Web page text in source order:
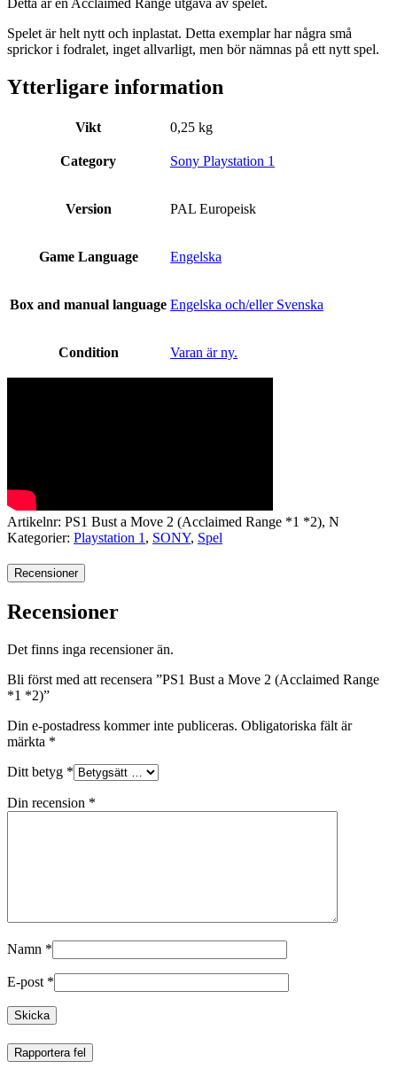
Spelet är helt nytt och inplastat. Detta exemplar har några små
sprickor i fodralet, inget allvarligt, men bör nämnas på ett nytt spel.
Ytterligare information
Vikt 0,25 kg
Category Sony Playstation 1
Version PAL Europeisk
Game Language Engelska
Box and manual language Engelska och/eller Svenska
Condition Varan är ny.
Artikelnr: PS1 Bust a Move 2 (Acclaimed Range *1 *2), N
Kategorier: Playstation 1 , SONY, Spel
Recensioner
Recensioner
Det finns inga recensioner än.
Bli först med att recensera ”PS1 Bust a Move 2 (Acclaimed Range
*1 *2)”
Din e-postadress kommer inte publiceras. Obligatoriska fält är
märkta *
Ditt betyg *
Din recension *
Namn *
E-post *
Rapportera fel